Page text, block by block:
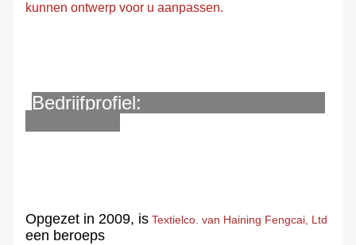
kunnen ontwerp voor u aanpassen.
Bedrijfprofiel:
Opgezet in 2009, is Textielco. van Haining Fengcai, Ltd
een beroeps